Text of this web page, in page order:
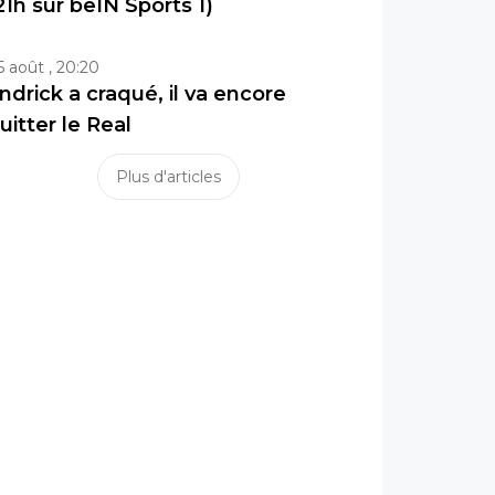
sur beIN Sports 1)
août , 20:20
a craqué, il va encore
le Real
Plus d'articles